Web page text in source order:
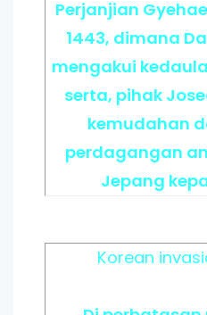
Perjanjian
1443, dimana
mengakui
serta, pihak
kemudahan
perdagangan
Jepang
Korean